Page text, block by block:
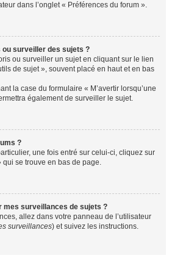
dans l’onglet « Préférences du forum ».
surveiller des sujets ?
ou surveiller un sujet en cliquant sur le lien
de sujet », souvent placé en haut et en bas
la case du formulaire « M’avertir lorsqu’une
également de surveiller le sujet.
?
une fois entré sur celui-ci, cliquez sur
qui se trouve en bas de page.
mes surveillances de sujets ?
allez dans votre panneau de l’utilisateur
surveillances) et suivez les instructions.